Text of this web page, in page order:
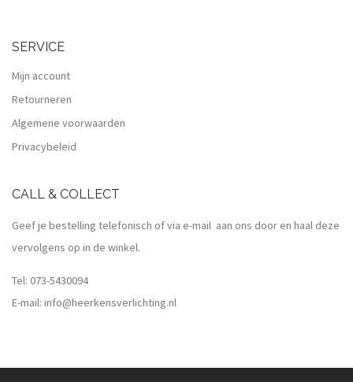
SERVICE
Mijn account
Retourneren
Algemene voorwaarden
Privacybeleid
CALL & COLLECT
Geef je bestelling telefonisch of via e-mail aan ons door en haal deze
vervolgens op in de winkel.
Tel: 073-5430094
E-mail: info@heerkensverlichting.nl